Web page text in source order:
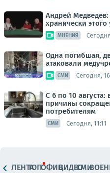
Андрей
хранически
МНЕНИЯ
Одна погибшая,
атаковали
СМИ Сегодня,
С 6 по 10 августа:
причины
потребителям
СМИ Сегодня, 11:11
ЛЕНТАТОПОФИЦ.ВИДЕОСМИ